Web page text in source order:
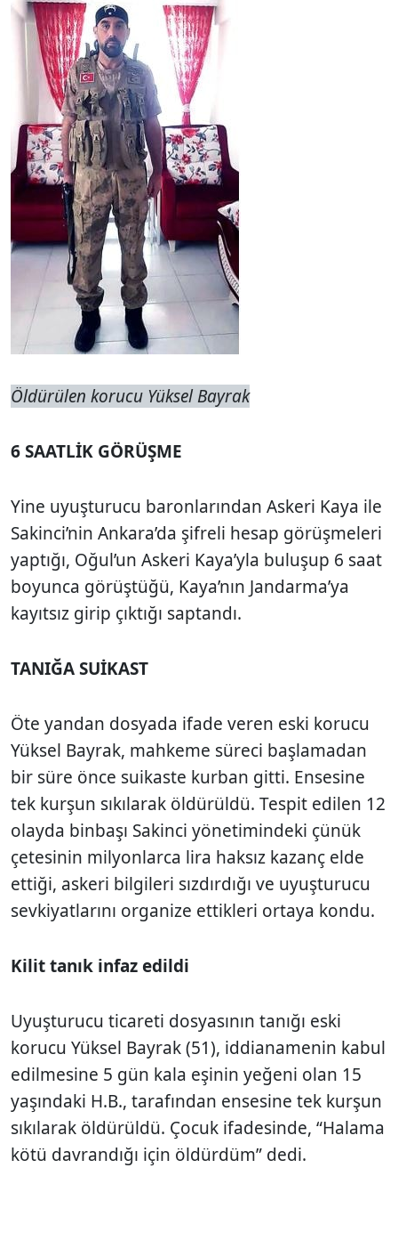
Öldürülen korucu Yüksel Bayrak
6 SAATLİK GÖRÜŞME
Yine uyuşturucu baronlarından Askeri Kaya ile
Sakinci’nin Ankara’da şifreli hesap görüşmeleri
yaptığı, Oğul’un Askeri Kaya’yla buluşup 6 saat
boyunca görüştüğü, Kaya’nın Jandarma’ya
kayıtsız girip çıktığı saptandı.
TANIĞA SUİKAST
Öte yandan dosyada ifade veren eski korucu
Yüksel Bayrak, mahkeme süreci başlamadan
bir süre önce suikaste kurban gitti. Ensesine
tek kurşun sıkılarak öldürüldü. Tespit edilen 12
olayda binbaşı Sakinci yönetimindeki çünük
çetesinin milyonlarca lira haksız kazanç elde
ettiği, askeri bilgileri sızdırdığı ve uyuşturucu
sevkiyatlarını organize ettikleri ortaya kondu.
Kilit tanık infaz edildi
Uyuşturucu ticareti dosyasının tanığı eski
korucu Yüksel Bayrak (51), iddianamenin kabul
edilmesine 5 gün kala eşinin yeğeni olan 15
yaşındaki H.B., tarafından ensesine tek kurşun
sıkılarak öldürüldü. Çocuk ifadesinde, “Halama
kötü davrandığı için öldürdüm” dedi.